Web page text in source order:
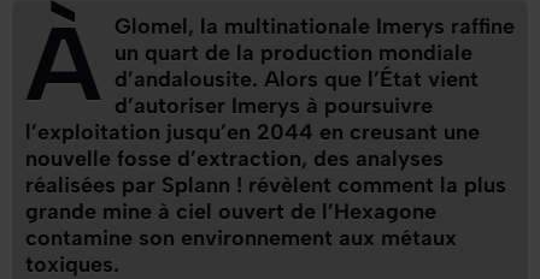
À Glomel, la multinationale Imerys raffine
un quart de la production mondiale
d’andalousite. Alors que l’État vient
d’autoriser Imerys à poursuivre
l’exploitation jusqu’en 2044 en creusant une
nouvelle fosse d’extraction, des analyses
réalisées par Splann ! révèlent comment la plus
grande mine à ciel ouvert de l’Hexagone
contamine son environnement aux métaux
toxiques.